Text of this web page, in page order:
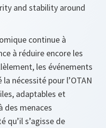
and stability around
continue à
à réduire encore les
les événements
nécessité pour l’OTAN
adaptables et
des menaces
qu’il s’agisse de